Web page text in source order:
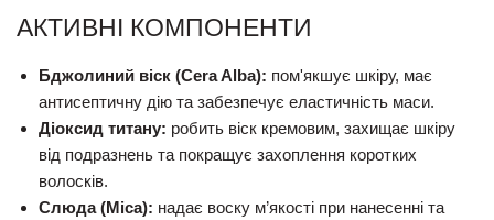
АКТИВНІ КОМПОНЕНТИ
Бджолиний віск (Cera Alba): пом'якшує шкіру, має
антисептичну дію та забезпечує еластичність маси.
Діоксид титану: робить віск кремовим, захищає шкіру
від подразнень та покращує захоплення коротких
волосків.
Слюда (Mica): надає воску м’якості при нанесенні та